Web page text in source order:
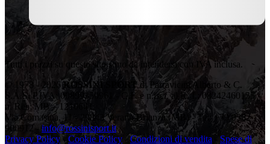
Tutti i prezzi su questo sito sono da intendersi con IVA inclusa.
© 1978 - 2026ROSSINI SPORT di Parravicini Alberto & C.
S.A.S. P.IVA: 00899350961 - C.F. e n.iscr. al R. I.: 08242460155 -
n. Rea: MB – 1210641
Via Comasina, 11 - 20843 Verano Brianza (MB) - Tel: +39 0362
900912 - info@rossinisport.it
Privacy Policy -Cookie Policy -Condizioni di vendita Spese di